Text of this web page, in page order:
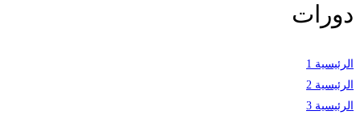
دورات
الرئيسية 1
الرئيسية 2
الرئيسية 3